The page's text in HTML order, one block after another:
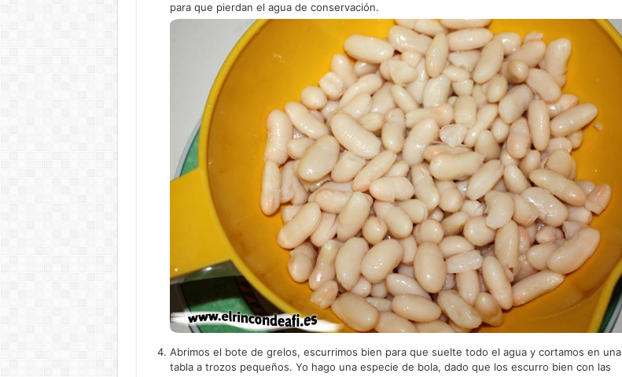
para que pierdan el agua de conservación.
Abrimos el bote de grelos, escurrimos bien para que suelte todo el agua y cortamos en una
tabla a trozos pequeños. Yo hago una especie de bola, dado que los escurro bien con las